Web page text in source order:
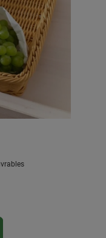
la quantité